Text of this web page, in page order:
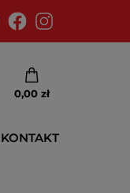
0,00 zł
KONTAKT